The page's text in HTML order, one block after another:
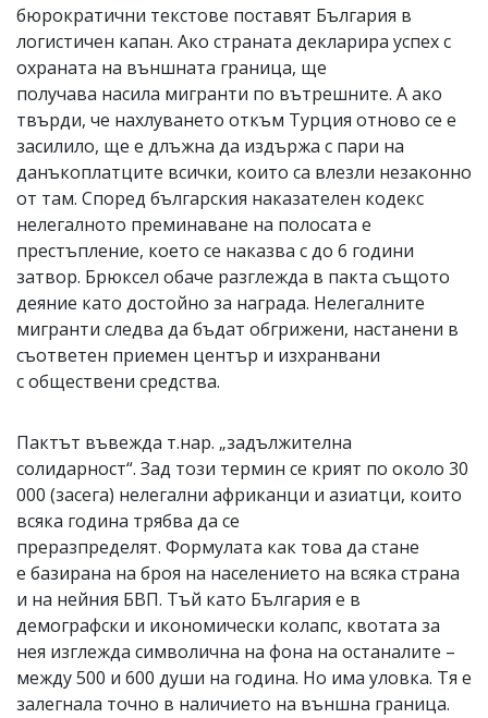
бюрократични текстове поставят България в
логистичен капан. Ако страната декларира успех с
охраната на външната граница, ще
получава насила мигранти по вътрешните. А ако
твърди, че нахлуването откъм Турция отново се е
засилило, ще е длъжна да издържа с пари на
данъкоплатците всички, които са влезли незаконно
от там. Според българския наказателен кодекс
нелегалното преминаване на полосата е
престъпление, което се наказва с до 6 години
затвор. Брюксел обаче разглежда в пакта същото
деяние като достойно за награда. Нелегалните
мигранти следва да бъдат обгрижени, настанени в
съответен приемен център и изхранвани
с обществени средства.
Пактът въвежда т.нар. „задължителна
солидарност“. Зад този термин се крият по около 30
000 (засега) нелегални африканци и азиатци, които
всяка година трябва да се
преразпределят. Формулата как това да стане
е базирана на броя на населението на всяка страна
и на нейния БВП. Тъй като България е в
демографски и икономически колапс, квотата за
нея изглежда символична на фона на останалите –
между 500 и 600 души на година. Но има уловка. Тя е
залегнала точно в наличието на външна граница.